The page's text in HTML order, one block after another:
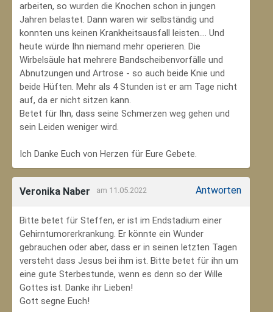
arbeiten, so wurden die Knochen schon in jungen
Jahren belastet. Dann waren wir selbständig und
konnten uns keinen Krankheitsausfall leisten.... Und
heute würde Ihn niemand mehr operieren. Die
Wirbelsäule hat mehrere Bandscheibenvorfälle und
Abnutzungen und Artrose - so auch beide Knie und
beide Hüften. Mehr als 4 Stunden ist er am Tage nicht
auf, da er nicht sitzen kann.
Betet für Ihn, dass seine Schmerzen weg gehen und
sein Leiden weniger wird.
Ich Danke Euch von Herzen für Eure Gebete.
Veronika Naber am 11.05.2022 Antworten
Bitte betet für Steffen, er ist im Endstadium einer
Gehirntumorerkrankung. Er könnte ein Wunder
gebrauchen oder aber, dass er in seinen letzten Tagen
versteht dass Jesus bei ihm ist. Bitte betet für ihn um
eine gute Sterbestunde, wenn es denn so der Wille
Gottes ist. Danke ihr Lieben!
Gott segne Euch!